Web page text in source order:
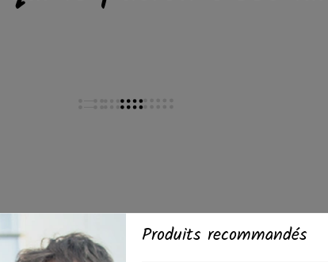
Produits recommandés